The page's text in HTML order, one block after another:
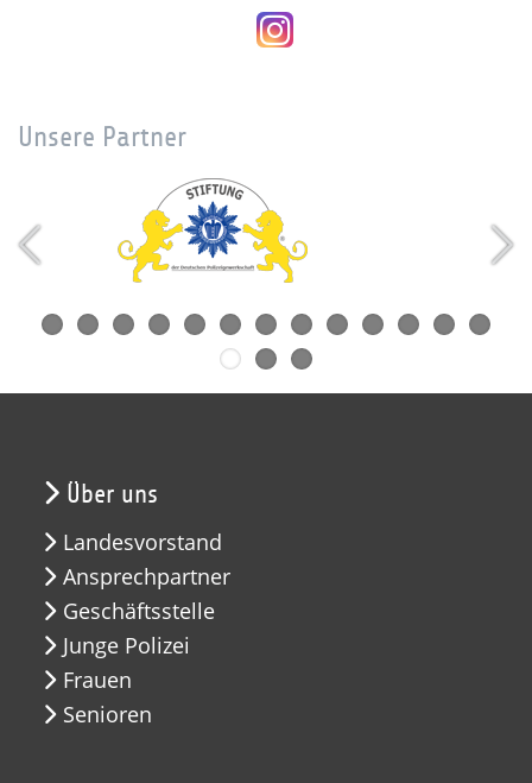
Unsere Partner
Über uns
Landesvorstand
Ansprechpartner
Geschäftsstelle
Junge Polizei
Frauen
Senioren